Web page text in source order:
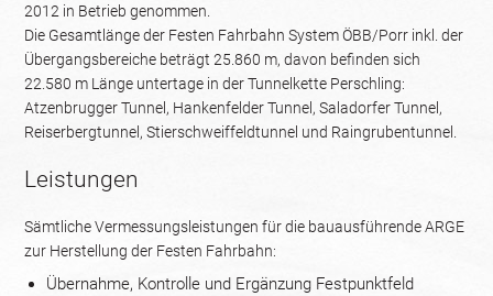
2012 in Betrieb genommen.
Die Gesamtlänge der Festen Fahrbahn System ÖBB/Porr inkl. der
Übergangsbereiche beträgt 25.860 m, davon befinden sich
22.580 m Länge untertage in der Tunnelkette Perschling:
Atzenbrugger Tunnel, Hankenfelder Tunnel, Saladorfer Tunnel,
Reiserbergtunnel, Stierschweiffeldtunnel und Raingrubentunnel.
Leistungen
Sämtliche Vermessungsleistungen für die bauausführende ARGE
zur Herstellung der Festen Fahrbahn:
Übernahme, Kontrolle und Ergänzung Festpunktfeld